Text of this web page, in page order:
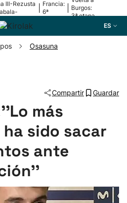
III-Rezusta
Francia:
6ª
Burgos:
3ª etapa
ES
Osasuna
Compartir Guardar
más
sido sacar
ante